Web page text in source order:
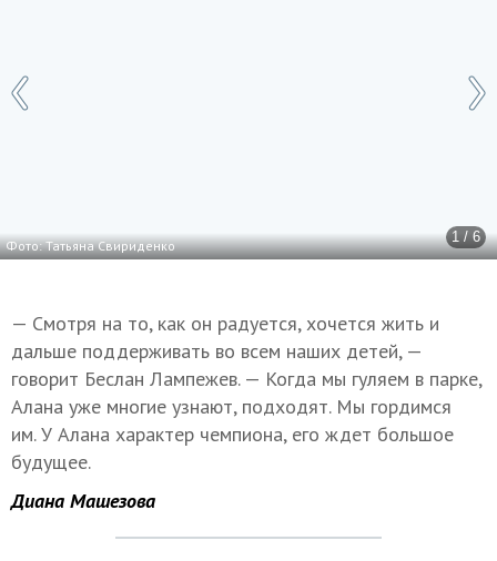
1 / 6
Фото: Татьяна Свириденко
— Смотря на то, как он радуется, хочется жить и
дальше поддерживать во всем наших детей, —
говорит Беслан Лампежев. — Когда мы гуляем в парке,
Алана уже многие узнают, подходят. Мы гордимся
им. У Алана характер чемпиона, его ждет большое
будущее.
Диана Машезова